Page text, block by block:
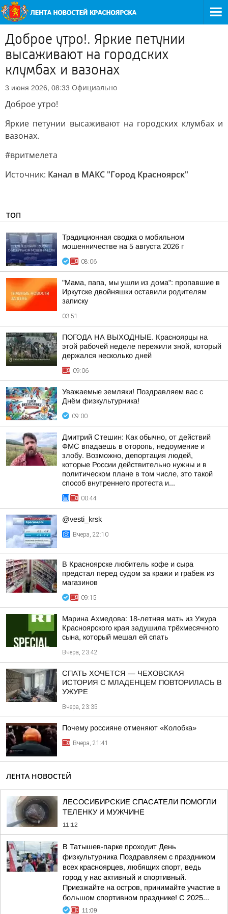
Доброе утро!. Яркие петунии
высаживают на городских
клумбах и вазонах
3 июня 2026, 08:33 Официально
Доброе утро!
Яркие петунии высаживают на городских клумбах и
вазонах.
#вритмелета
Источник: Канал в МАКС "Город Красноярск"
ТОП
Традиционная сводка о мобильном
мошенничестве на 5 августа 2026 г
08:06
"Мама, папа, мы ушли из дома": пропавшие в
Иркутске двойняшки оставили родителям
записку
03:51
ПОГОДА НА ВЫХОДНЫЕ. Красноярцы на
этой рабочей неделе пережили зной, который
держался несколько дней
09:06
Уважаемые земляки! Поздравляем вас с
Днём физкультурника!
09:00
Дмитрий Стешин: Как обычно, от действий
ФМС впадаешь в оторопь, недоумение и
злобу. Возможно, депортация людей,
которые России действительно нужны и в
политическом плане в том числе, это такой
способ внутреннего протеста и...
00:44
@vesti_krsk
Вчера, 22:10
В Красноярске любитель кофе и сыра
предстал перед судом за кражи и грабеж из
магазинов
09:15
Марина Ахмедова: 18-летняя мать из Ужура
Красноярского края задушила трёхмесячного
сына, который мешал ей спать
Вчера, 23:42
СПАТЬ ХОЧЕТСЯ — ЧЕХОВСКАЯ
ИСТОРИЯ С МЛАДЕНЦЕМ ПОВТОРИЛАСЬ В
УЖУРЕ
Вчера, 23:35
Почему россияне отменяют «Колобка»
Вчера, 21:41
ЛЕНТА НОВОСТЕЙ
ЛЕСОСИБИРСКИЕ СПАСАТЕЛИ ПОМОГЛИ
ТЕЛЕНКУ И МУЖЧИНЕ
11:12
В Татышев-парке проходит День
физкультурника Поздравляем с праздником
всех красноярцев, любящих спорт, ведь
город у нас активный и спортивный.
Приезжайте на остров, принимайте участие в
большом спортивном празднике! С 2025...
11:09